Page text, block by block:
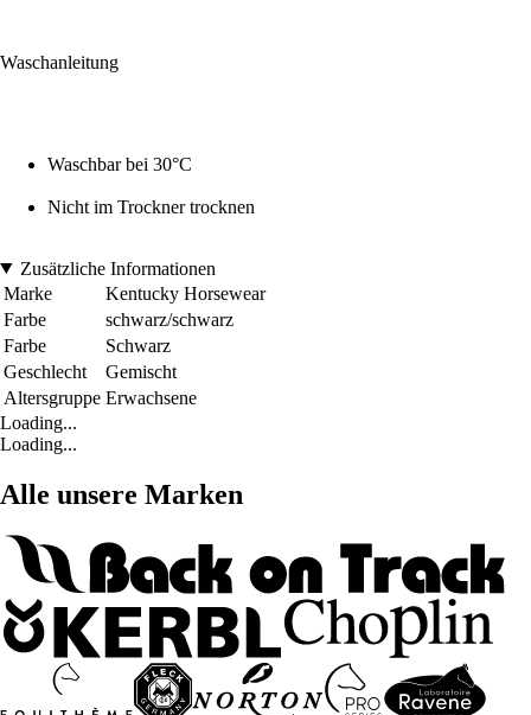
Waschanleitung
Waschbar bei 30°C
Nicht im Trockner trocknen
Zusätzliche Informationen
Marke
Kentucky Horsewear
Farbe
schwarz/schwarz
Farbe
Schwarz
Geschlecht
Gemischt
Altersgruppe Erwachsene
Loading...
Loading...
Alle unsere Marken